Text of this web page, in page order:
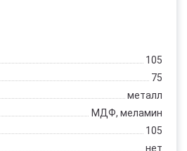
105
75
металл
МДФ, меламин
105
нет